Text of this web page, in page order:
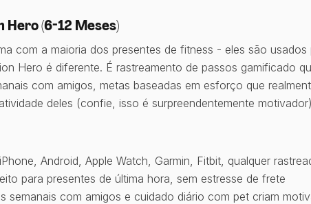
(6-12 Meses)
com a maioria dos presentes de fitness - eles são usados
Hero é diferente. É rastreamento de passos gamificado
com amigos, metas baseadas em esforço que
deles (confie, isso é surpreendentemente
Android, Apple Watch, Garmin, Fitbit, qualquer
para presentes de última hora, sem estresse de frete
semanais com amigos e cuidado diário com pet criam